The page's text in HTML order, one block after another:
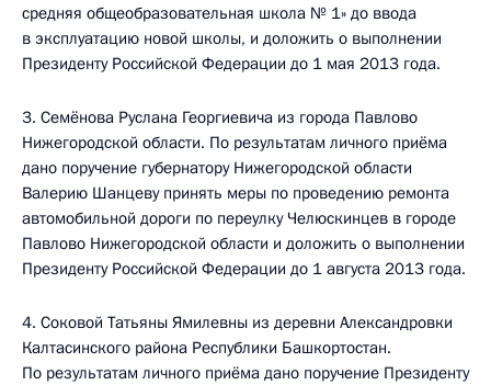
средняя общеобразовательная школа № 1» до ввода
в эксплуатацию новой школы, и доложить о выполнении
Президенту Российской Федерации до 1 мая 2013 года.
3. Семёнова Руслана Георгиевича из города Павлово
Нижегородской области. По результатам личного приёма
дано поручение губернатору Нижегородской области
Валерию Шанцеву принять меры по проведению ремонта
автомобильной дороги по переулку Челюскинцев в городе
Павлово Нижегородской области и доложить о выполнении
Президенту Российской Федерации до 1 августа 2013 года.
4. Соковой Татьяны Ямилевны из деревни Александровки
Калтасинского района Республики Башкортостан.
По результатам личного приёма дано поручение Президенту